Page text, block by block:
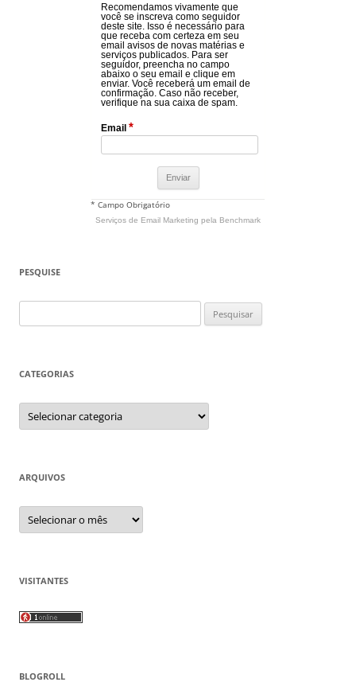
Recomendamos vivamente que
você se inscreva como seguidor
deste site. Isso é necessário para
que receba com certeza em seu
email avisos de novas matérias e
serviços publicados. Para ser
seguidor, preencha no campo
abaixo o seu email e clique em
enviar. Você receberá um email de
confirmação. Caso não receber,
verifique na sua caixa de spam.
Email *
* Campo Obrigatório
Serviços de Email Marketing pela Benchmark
PESQUISE
por:
CATEGORIAS
Categorias
ARQUIVOS
Arquivos
VISITANTES
BLOGROLL